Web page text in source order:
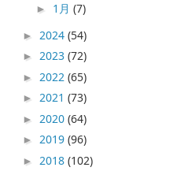
► 1月(7)
► 2024(54)
► 2023(72)
► 2022(65)
► 2021(73)
► 2020(64)
► 2019(96)
► 2018(102)